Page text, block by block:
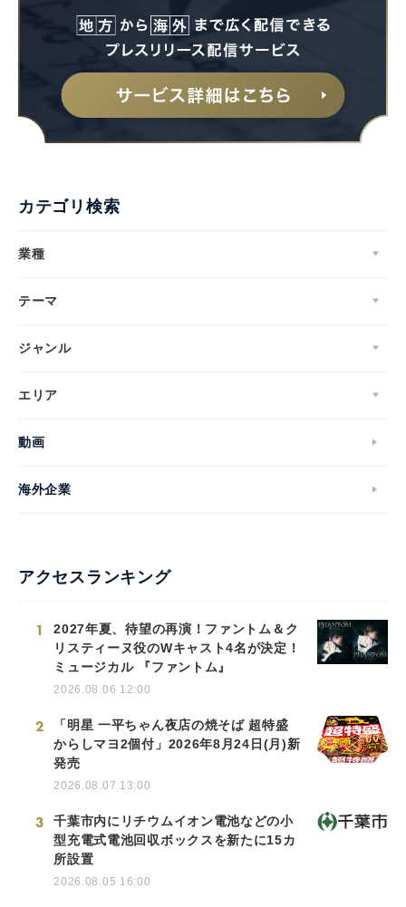
カテゴリ検索
業種
テーマ
ジャンル
エリア
動画
海外企業
アクセスランキング
1
2027年夏、待望の再演！ファントム＆ク
リスティーヌ役のWキャスト4名が決定！
ミュージカル 『ファントム』
2026.08.06 12:00
2
「明星 一平ちゃん夜店の焼そば 超特盛
からしマヨ2個付」2026年8月24日(月)新
発売
2026.08.07 13:00
3
千葉市内にリチウムイオン電池などの小
型充電式電池回収ボックスを新たに15カ
所設置
2026.08.05 16:00
Japanese